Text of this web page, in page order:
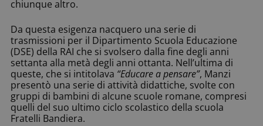
chiunque altro.
Da questa esigenza nacquero una serie di
trasmissioni per il Dipartimento Scuola Educazione
(DSE) della RAI che si svolsero dalla fine degli anni
settanta alla metà degli anni ottanta. Nell’ultima di
queste, che si intitolava “Educare a pensare”, Manzi
presentò una serie di attività didattiche, svolte con
gruppi di bambini di alcune scuole romane, compresi
quelli del suo ultimo ciclo scolastico della scuola
Fratelli Bandiera.